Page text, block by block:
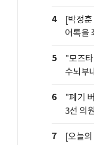
4
[박정
어록을
5
"모즈
수뇌부
6
"폐기
3선 의
7
[오늘